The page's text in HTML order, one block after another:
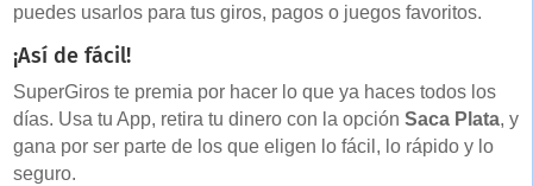
puedes usarlos para tus giros, pagos o juegos favoritos.
¡Así de fácil!
SuperGiros te premia por hacer lo que ya haces todos los
días. Usa tu App, retira tu dinero con la opciónSaca Plata, y
gana por ser parte de los que eligen lo fácil, lo rápido y lo
seguro.